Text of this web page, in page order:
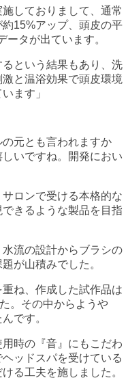
しておりまして、通常
15%アップ、頭皮の平
タが出ています。
という結果もあり、洗
と温浴効果で頭皮環境
ます」
の元とも言われますか
いですね。開発におい
サロンで受ける本格的な
きるような製品を目指
流の設計からブラシの
が山積みでした。
ね、作成した試作品は
。その中からようや
です。
時の『音』にもこだわ
ッドスパを受けている
る工夫を施しました。